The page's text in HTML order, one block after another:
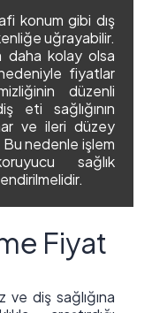
konum gibi dış
uğrayabilir.
daha kolay olsa
fiyatlar
düzenli
eti sağlığının
ve ileri düzey
nedenle işlem
sağlık
Fiyat
ve diş sağlığına